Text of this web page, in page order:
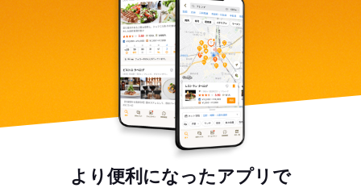
より便利になったアプリで